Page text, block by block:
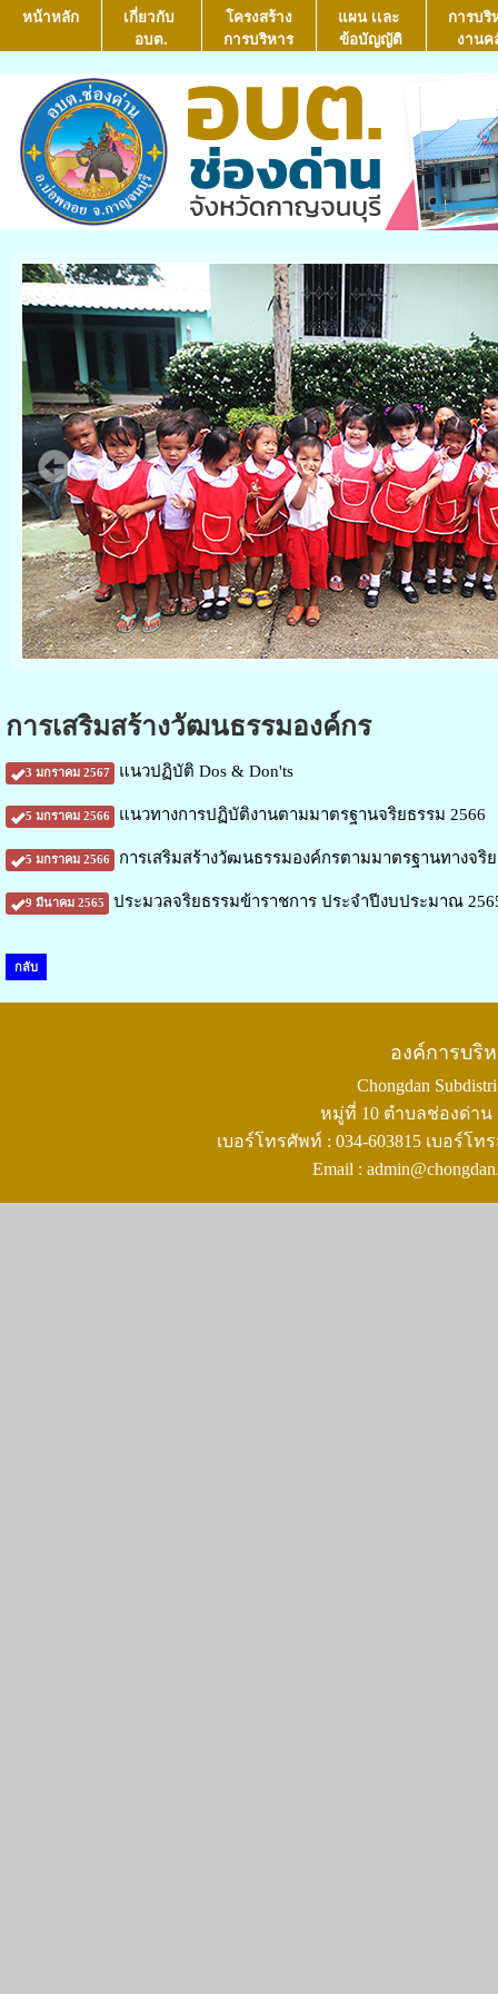
หน้าหลัก
เกี่ยวกับ
อบต.
โครงสร้าง
การบริหาร
แผน เเละ
ข้อบัญญัติ
การบริ
งานค
การเสริมสร้างวัฒนธรรมองค์กร
3 มกราคม 2567 แนวปฏิบัติ Dos & Don'ts
5 มกราคม 2566 แนวทางการปฏิบัติงานตามมาตรฐานจริยธรรม 2566
5 มกราคม 2566 การเสริมสร้างวัฒนธรรมองค์กรตามมาตรฐานทางจริ
9 มีนาคม 2565 ประมวลจริยธรรมข้าราชการ ประจำปีงบประมาณ
กลับ
องค์การบริ
Chongdan
หมู่ที่ 10 ตำบลช่องด่าน
เบอร์โทรศัพท์ : 034-603815 เบอร์โท
Email :